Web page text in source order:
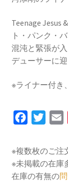
Teenage Jesus
ト・パンク・
混沌と緊張が
デューサーに
※ライナー付き
c
e
b
i
t
t
a
i
l
※複数枚のご注
※未掲載の在庫
在庫の有無の